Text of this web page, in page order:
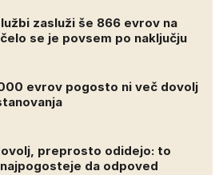
zasluži še 866 evrov na
se je povsem po naključju
evrov pogosto ni več dovolj
preprosto odidejo: to
da odpoved